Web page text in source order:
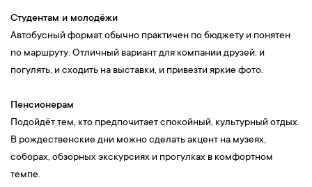
Студентам и молодёжи
Автобусный формат обычно практичен по бюджету и понятен
по маршруту. Отличный вариант для компании друзей: и
погулять, и сходить на выставки, и привезти яркие фото.
Пенсионерам
Подойдёт тем, кто предпочитает спокойный, культурный отдых.
В рождественские дни можно сделать акцент на музеях,
соборах, обзорных экскурсиях и прогулках в комфортном
темпе.